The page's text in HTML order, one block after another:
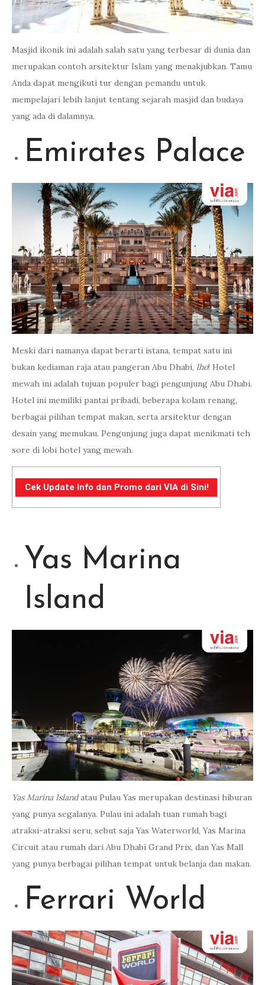
Masjid ikonik ini adalah salah satu yang terbesar di dunia dan
merupakan contoh arsitektur Islam yang menakjubkan. Tamu
Anda dapat mengikuti tur dengan pemandu untuk
mempelajari lebih lanjut tentang sejarah masjid dan budaya
yang ada di dalamnya.
Emirates Palace
Meski dari namanya dapat berarti istana, tempat satu ini
bukan kediaman raja atau pangeran Abu Dhabi, lho! Hotel
mewah ini adalah tujuan populer bagi pengunjung Abu Dhabi.
Hotel ini memiliki pantai pribadi, beberapa kolam renang,
berbagai pilihan tempat makan, serta arsitektur dengan
desain yang memukau. Pengunjung juga dapat menikmati teh
sore di lobi hotel yang mewah.
Cek Update Info dan Promo dari VIA di Sini!
Yas Marina
Island
Yas Marina Islandatau Pulau Yas merupakan destinasi hiburan
yang punya segalanya. Pulau ini adalah tuan rumah bagi
atraksi-atraksi seru, sebut saja Yas Waterworld, Yas Marina
Circuit atau rumah dari Abu Dhabi Grand Prix, dan Yas Mall
yang punya berbagai pilihan tempat untuk belanja dan makan.
Ferrari World